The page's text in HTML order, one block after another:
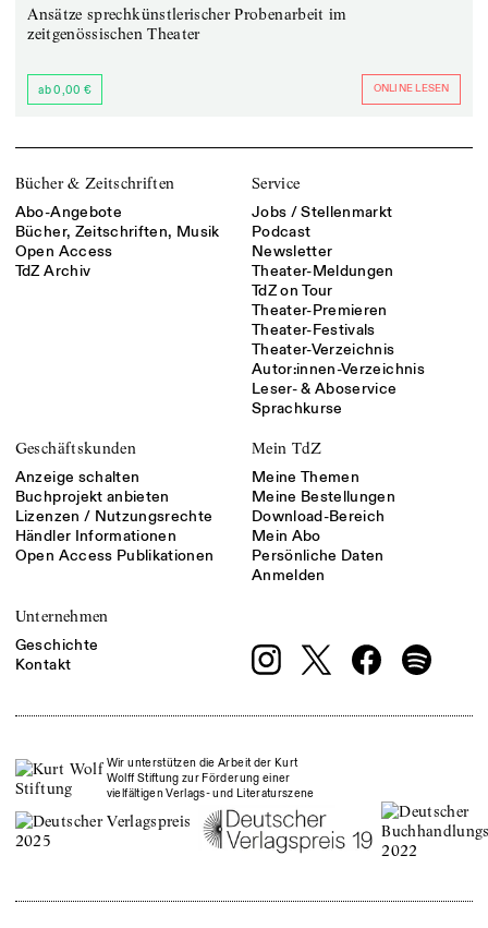
Ansätze sprechkünstlerischer Probenarbeit im
zeitgenössischen Theater
ab 0,00 € ONLINE LESEN
Bücher & Zeitschriften
Abo-Angebote
Bücher, Zeitschriften, Musik
Open Access
TdZ Archiv
Service
Jobs / Stellenmarkt
Podcast
Newsletter
Theater-Meldungen
TdZ on Tour
Theater-Premieren
Theater-Festivals
Theater-Verzeichnis
Autor:innen-Verzeichnis
Leser- & Aboservice
Sprachkurse
Geschäftskunden
Anzeige schalten
Buchprojekt anbieten
Lizenzen / Nutzungsrechte
Händler Informationen
Open Access Publikationen
Mein TdZ
Meine Themen
Meine Bestellungen
Download-Bereich
Mein Abo
Persönliche Daten
Anmelden
Unternehmen
Geschichte
Kontakt
Wir unterstützen die Arbeit der Kurt
Wolff Stiftung zur Förderung einer
vielfältigen Verlags- und Literaturszene